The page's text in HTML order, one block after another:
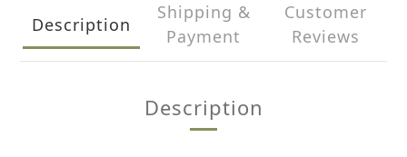
Description
Shipping &
Payment
Customer
Reviews
Description